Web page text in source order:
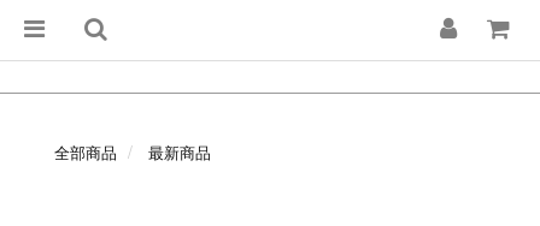
全部商品 最新商品